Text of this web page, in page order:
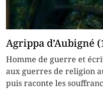
Agrippa d’Aubigné
Homme de guerre et
aux guerres de religion
puis raconte les